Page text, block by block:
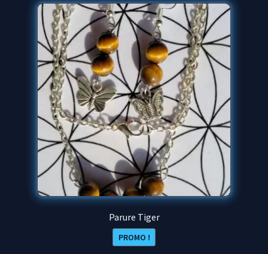
Parure Tiger
PROMO !